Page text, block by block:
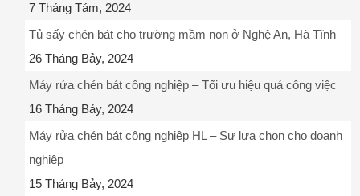
7 Tháng Tám, 2024
Tủ sấy chén bát cho trường mầm non ở Nghệ An, Hà Tĩnh
26 Tháng Bảy, 2024
Máy rửa chén bát công nghiệp – Tối ưu hiệu quả công việc
16 Tháng Bảy, 2024
Máy rửa chén bát công nghiệp HL – Sự lựa chọn cho doanh
nghiệp
15 Tháng Bảy, 2024